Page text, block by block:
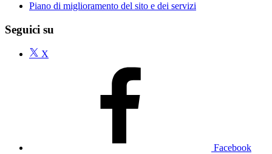
Piano di miglioramento del sito e dei servizi
Seguici su
X
Facebook